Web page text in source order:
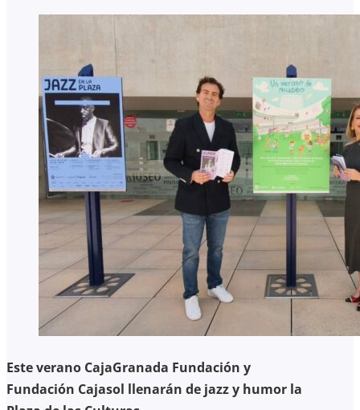
Este verano CajaGranada Fundación y
Fundación Cajasol llenarán de jazz y humor la